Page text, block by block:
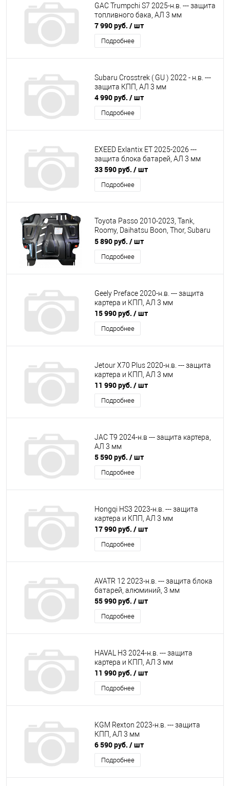
GAC Trumpchi S7 2025-н.в. --- защита
топливного бака, АЛ 3 мм
7 990 руб. / шт
Подробнее
Subaru Crosstrek ( GU ) 2022 - н.в. ---
защита КПП, АЛ 3 мм
4 990 руб. / шт
Подробнее
EXEED Exlantix ET 2025-2026 ---
защита блока батарей, АЛ 3 мм
33 590 руб. / шт
Подробнее
Toyota Passo 2010-2023, Tank,
Roomy, Daihatsu Boon, Thor, Subaru
Justy -- защита картера и кпп
5 890 руб. / шт
Подробнее
Geely Preface 2020-н.в. --- защита
картера и КПП, АЛ 3 мм
15 990 руб. / шт
Подробнее
Jetour X70 Plus 2020-н.в. --- защита
картера и КПП, АЛ 3 мм
11 990 руб. / шт
Подробнее
JAC T9 2024-н.в --- защита картера,
АЛ 3 мм
5 590 руб. / шт
Подробнее
Hongqi HS3 2023-н.в. --- защита
картера и КПП, АЛ 3 мм
17 990 руб. / шт
Подробнее
AVATR 12 2023-н.в. --- защита блока
батарей, алюминий, 3 мм
55 990 руб. / шт
Подробнее
HAVAL H3 2024-н.в. --- защита
картера и КПП, АЛ 3 мм
11 990 руб. / шт
Подробнее
KGM Rexton 2023-н.в. --- защита
КПП, АЛ 3 мм
6 590 руб. / шт
Подробнее